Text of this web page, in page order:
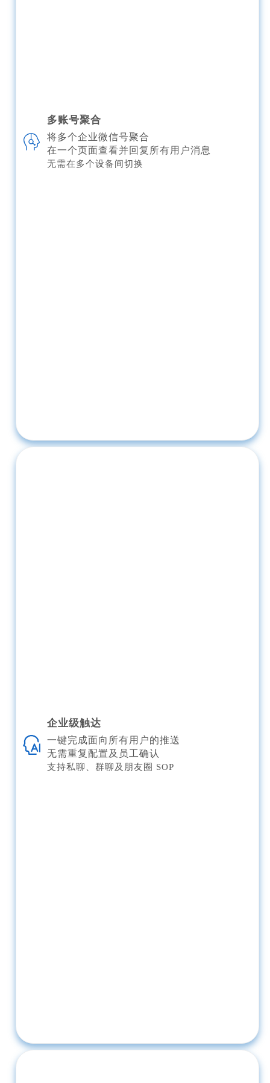
多账号聚合
将多个企业微信号聚合
在一个页面查看并回复所有用户消息
无需在多个设备间切换
企业级触达
一键完成面向所有用户的推送
无需重复配置及员工确认
支持私聊、群聊及朋友圈 SOP